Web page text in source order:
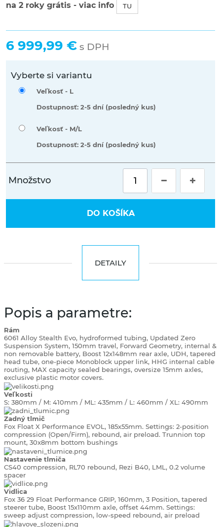
na 2 roky grátis - viac info
TU
6 999,99 € s DPH
Vyberte si variantu
Veľkosť - L
Dostupnosť: 2-5 dní (posledný kus)
Veľkosť - M/L
Dostupnosť: 2-5 dní (posledný kus)
Množstvo
DO KOŠÍKA
DETAILY
Popis a parametre:
Rám
6061 Alloy Stealth Evo, hydroformed tubing, Updated Zero
Suspension System, 150mm travel, Forward Geometry, internal &
non removable battery, Boost 12x148mm rear axle, UDH, tapered
head tube, one-piece Monoblock upper link, HHG internal cable
routing, MAX capacity sealed bearings, oversize 15mm axles,
exclusive plastic motor covers.
Veľkosti
S: 380mm / M: 410mm / ML: 435mm / L: 460mm / XL: 490mm
Zadný tlmič
Fox Float X Performance EVOL, 185x55mm. Settings: 2-position
compression (Open/Firm), rebound, air preload. Trunnion top
mount, 30x8mm bottom bushings
Nastavenie tlmiča
CS40 compression, RL70 rebound, Rezi B40, LML, 0.2 volume
spacer
Vidlica
Fox 36 29 Float Performance GRIP, 160mm, 3 Position, tapered
steerer tube, Boost 15x110mm axle, offset 44mm. Settings:
sweep adjust compression, low-speed rebound, air preload